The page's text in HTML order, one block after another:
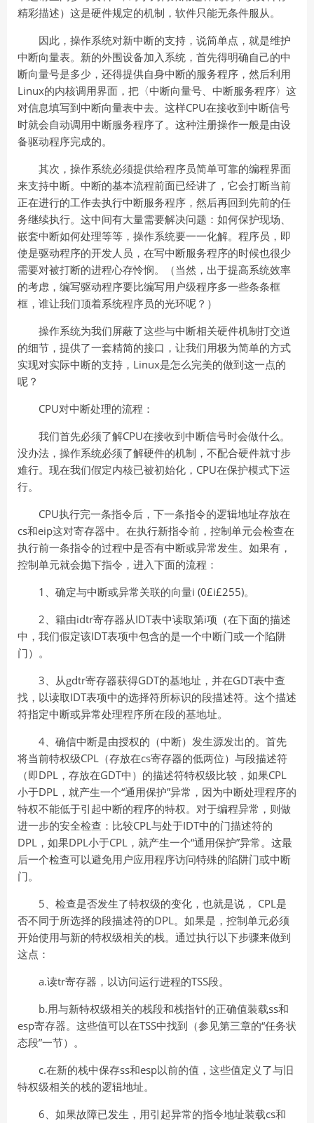
精彩描述）这是硬件规定的机制，软件只能无条件服从。
因此，操作系统对新中断的支持，说简单点，就是维护
中断向量表。新的外围设备加入系统，首先得明确自己的中
断向量号是多少，还得提供自身中断的服务程序，然后利用
Linux的内核调用界面，把〈中断向量号、中断服务程序〉这
对信息填写到中断向量表中去。这样CPU在接收到中断信号
时就会自动调用中断服务程序了。这种注册操作一般是由设
备驱动程序完成的。
其次，操作系统必须提供给程序员简单可靠的编程界面
来支持中断。中断的基本流程前面已经讲了，它会打断当前
正在进行的工作去执行中断服务程序，然后再回到先前的任
务继续执行。这中间有大量需要解决问题：如何保护现场、
嵌套中断如何处理等等，操作系统要一一化解。程序员，即
使是驱动程序的开发人员，在写中断服务程序的时候也很少
需要对被打断的进程心存怜悯。（当然，出于提高系统效率
的考虑，编写驱动程序要比编写用户级程序多一些条条框
框，谁让我们顶着系统程序员的光环呢？）
操作系统为我们屏蔽了这些与中断相关硬件机制打交道
的细节，提供了一套精简的接口，让我们用极为简单的方式
实现对实际中断的支持，Linux是怎么完美的做到这一点的
呢？
CPU对中断处理的流程：
我们首先必须了解CPU在接收到中断信号时会做什么。
没办法，操作系统必须了解硬件的机制，不配合硬件就寸步
难行。现在我们假定内核已被初始化，CPU在保护模式下运
行。
CPU执行完一条指令后，下一条指令的逻辑地址存放在
cs和eip这对寄存器中。在执行新指令前，控制单元会检查在
执行前一条指令的过程中是否有中断或异常发生。如果有，
控制单元就会抛下指令，进入下面的流程：
1、确定与中断或异常关联的向量i (0£i£255)。
2、籍由idtr寄存器从IDT表中读取第i项（在下面的描述
中，我们假定该IDT表项中包含的是一个中断门或一个陷阱
门）。
3、从gdtr寄存器获得GDT的基地址，并在GDT表中查
找，以读取IDT表项中的选择符所标识的段描述符。这个描述
符指定中断或异常处理程序所在段的基地址。
4、确信中断是由授权的（中断）发生源发出的。首先
将当前特权级CPL（存放在cs寄存器的低两位）与段描述符
（即DPL，存放在GDT中）的描述符特权级比较，如果CPL
小于DPL，就产生一个“通用保护”异常，因为中断处理程序的
特权不能低于引起中断的程序的特权。对于编程异常，则做
进一步的安全检查：比较CPL与处于IDT中的门描述符的
DPL，如果DPL小于CPL，就产生一个“通用保护”异常。这最
后一个检查可以避免用户应用程序访问特殊的陷阱门或中断
门。
5、检查是否发生了特权级的变化，也就是说， CPL是
否不同于所选择的段描述符的DPL。如果是，控制单元必须
开始使用与新的特权级相关的栈。通过执行以下步骤来做到
这点：
a.读tr寄存器，以访问运行进程的TSS段。
b.用与新特权级相关的栈段和栈指针的正确值装载ss和
esp寄存器。这些值可以在TSS中找到（参见第三章的“任务状
态段”一节）。
c.在新的栈中保存ss和esp以前的值，这些值定义了与旧
特权级相关的栈的逻辑地址。
6、如果故障已发生，用引起异常的指令地址装载cs和